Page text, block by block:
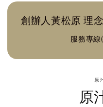
創辦人黃松原 理
服務專線
原
原